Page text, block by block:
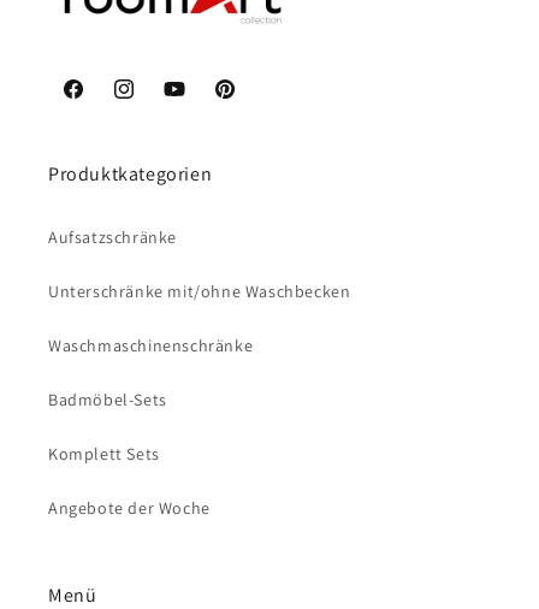
FacebookInstagramYouTubePinterest
Produktkategorien
Aufsatzschränke
Unterschränke mit/ohne Waschbecken
Waschmaschinenschränke
Badmöbel-Sets
Komplett Sets
Angebote der Woche
Menü